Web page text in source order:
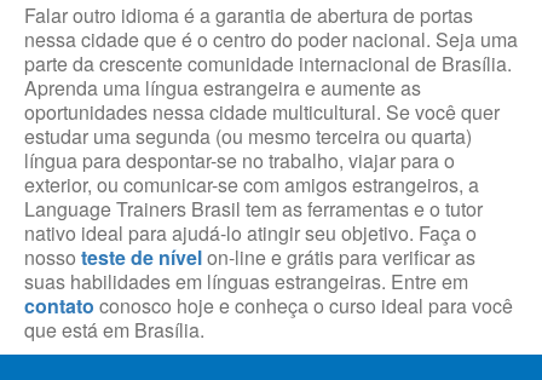
Falar outro idioma é a garantia de abertura de portas
nessa cidade que é o centro do poder nacional. Seja uma
parte da crescente comunidade internacional de Brasília.
Aprenda uma língua estrangeira e aumente as
oportunidades nessa cidade multicultural. Se você quer
estudar uma segunda (ou mesmo terceira ou quarta)
língua para despontar-se no trabalho, viajar para o
exterior, ou comunicar-se com amigos estrangeiros, a
Language Trainers Brasil tem as ferramentas e o tutor
nativo ideal para ajudá-lo atingir seu objetivo. Faça o
nosso teste de nívelon-line e grátis para verificar as
suas habilidades em línguas estrangeiras. Entre em
contato conosco hoje e conheça o curso ideal para você
que está em Brasília.